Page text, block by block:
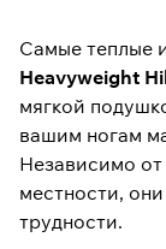
Самые теплые
Heavyweight
мягкой
вашим ногам
Независимо
местности,
трудности.